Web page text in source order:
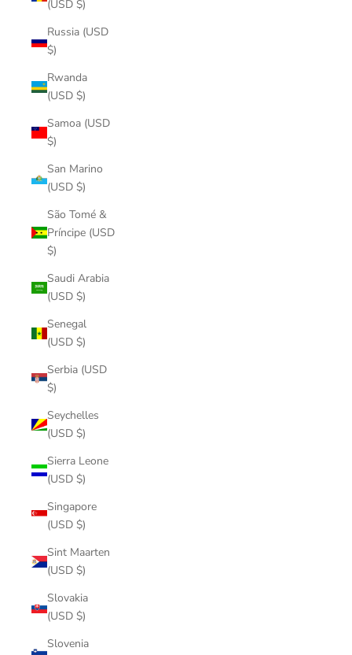
(USD $)
Russia (USD
$)
Rwanda
(USD $)
Samoa (USD
$)
San Marino
(USD $)
São Tomé &
Príncipe (USD
$)
Saudi Arabia
(USD $)
Senegal
(USD $)
Serbia (USD
$)
Seychelles
(USD $)
Sierra Leone
(USD $)
Singapore
(USD $)
Sint Maarten
(USD $)
Slovakia
(USD $)
Slovenia